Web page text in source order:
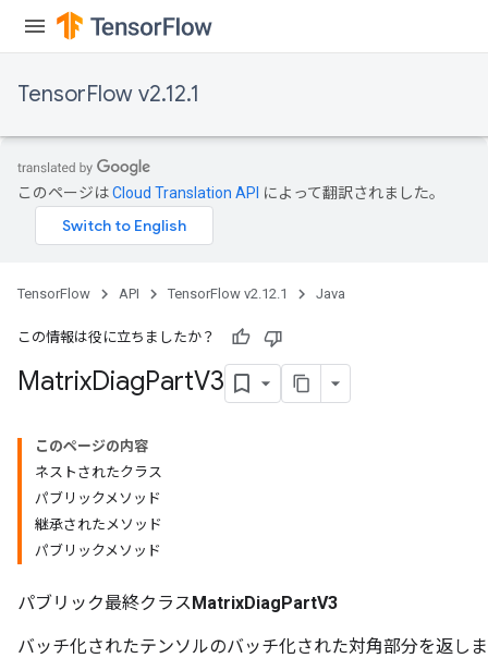
TensorFlow v2.12.1
このページはCloud Translation API によって翻訳されました。
TensorFlow API TensorFlow v2.12.1 Java
この情報は役に立ちましたか？
MatrixDiagPartV3
このページの内容
ネストされたクラス
パブリックメソッド
継承されたメソッド
パブリックメソッド
パブリック最終クラスMatrixDiagPartV3
バッチ化されたテンソルのバッチ化された対角部分を返し